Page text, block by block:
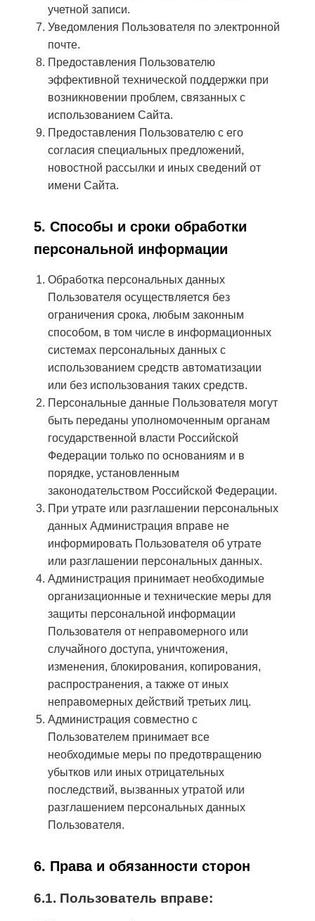
учетной записи.
Уведомления Пользователя по электронной
почте.
Предоставления Пользователю
эффективной технической поддержки при
возникновении проблем, связанных с
использованием Сайта.
Предоставления Пользователю с его
согласия специальных предложений,
новостной рассылки и иных сведений от
имени Сайта.
5. Способы и сроки обработки
персональной информации
Обработка персональных данных
Пользователя осуществляется без
ограничения срока, любым законным
способом, в том числе в информационных
системах персональных данных с
использованием средств автоматизации
или без использования таких средств.
Персональные данные Пользователя могут
быть переданы уполномоченным органам
государственной власти Российской
Федерации только по основаниям и в
порядке, установленным
законодательством Российской Федерации.
При утрате или разглашении персональных
данных Администрация вправе не
информировать Пользователя об утрате
или разглашении персональных данных.
Администрация принимает необходимые
организационные и технические меры для
защиты персональной информации
Пользователя от неправомерного или
случайного доступа, уничтожения,
изменения, блокирования, копирования,
распространения, а также от иных
неправомерных действий третьих лиц.
Администрация совместно с
Пользователем принимает все
необходимые меры по предотвращению
убытков или иных отрицательных
последствий, вызванных утратой или
разглашением персональных данных
Пользователя.
6. Права и обязанности сторон
6.1. Пользователь вправе: